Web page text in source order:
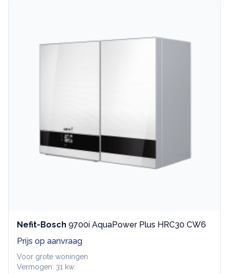
Nefit-Bosch 9700i AquaPower Plus HRC30 CW6
Prijs op aanvraag
Voor grote woningen
Vermogen: 31 kw